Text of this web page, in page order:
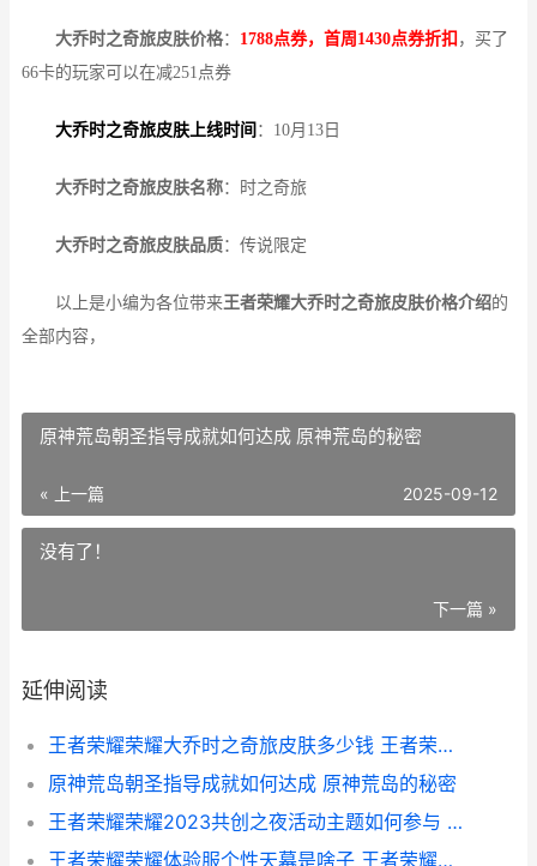
大乔时之奇旅皮肤价格： 1788点券，首周1430点券折扣 ，买了
66卡的玩家可以在减251点券
大乔时之奇旅皮肤上线时间 ：10月13日
大乔时之奇旅皮肤名称：时之奇旅
大乔时之奇旅皮肤品质：传说限定
以上是小编为各位带来王者荣耀大乔时之奇旅皮肤价格介绍的
全部内容，
原神荒岛朝圣指导成就如何达成 原神荒岛的秘密
« 上一篇 2025-09-12
没有了！
下一篇 »
延伸阅读
王者荣耀荣耀大乔时之奇旅皮肤多少钱 王者荣耀荣耀大仙实战解说
原神荒岛朝圣指导成就如何达成 原神荒岛的秘密
王者荣耀荣耀2023共创之夜活动主题如何参与 王者荣耀荣耀水晶多少次必出
王者荣耀荣耀体验服个性天幕是啥子 王者荣耀荣耀体验服申请